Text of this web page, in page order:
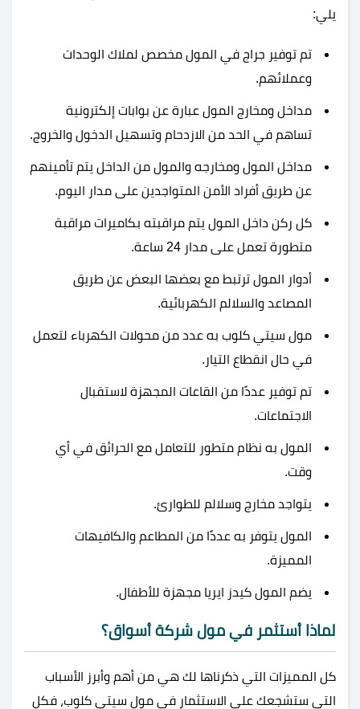
يلي:
تم توفير جراج في المول مخصص لملاك الوحدات
وعملائهم.
مداخل ومخارج المول عبارة عن بوابات إلكترونية
تساهم في الحد من الازدحام وتسهيل الدخول والخروج.
مداخل المول ومخارجه والمول من الداخل يتم تأمينهم
عن طريق أفراد الأمن المتواجدين على مدار اليوم.
كل ركن داخل المول يتم مراقبته بكاميرات مراقبة
متطورة تعمل على مدار 24 ساعة.
أدوار المول ترتبط مع بعضها البعض عن طريق
المصاعد والسلالم الكهربائية.
مول سيتي كلوب به عدد من محولات الكهرباء لتعمل
في حال انقطاع التيار.
تم توفير عددًا من القاعات المجهزة لاستقبال
الاجتماعات.
المول به نظام متطور للتعامل مع الحرائق في أي
وقت.
يتواجد مخارج وسلالم للطوارئ.
المول يتوفر به عددًا من المطاعم والكافيهات
المميزة.
يضم المول كيدز ايريا مجهزة للأطفال.
لماذا أستثمر في مول شركة أسواق؟
كل المميزات التي ذكرناها لك هي من أهم وأبرز الأسباب
التي ستشجعك على الاستثمار في مول سيتي كلوب، فكل